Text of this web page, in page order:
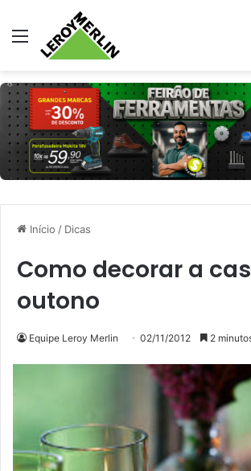
Menu
Início / Dicas
Como decorar a
outono
Equipe Leroy Merlin 02/11/2012 2